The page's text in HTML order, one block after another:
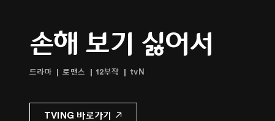
손해 보기 싫어서
드라마 로맨스 12부작 tvN
TVING 바로가기